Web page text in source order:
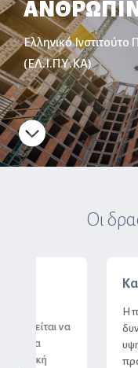
Ελληνικό
(ΕΛ.Ι.ΠΥ.ΚΑ)

Οι
Καινοτόμα
Η πρόοδος στα
δυνατότητες για
υψηλής θερμικής
πρόσθετα και...